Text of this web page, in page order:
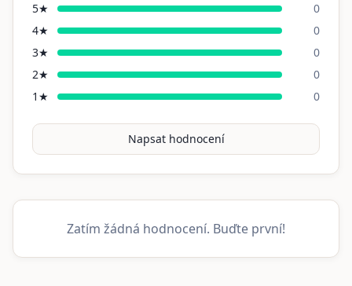
5★
0
4★
0
3★
0
2★
0
1 ★ 0
Napsat hodnocení
Zatím žádná hodnocení. Buďte první!